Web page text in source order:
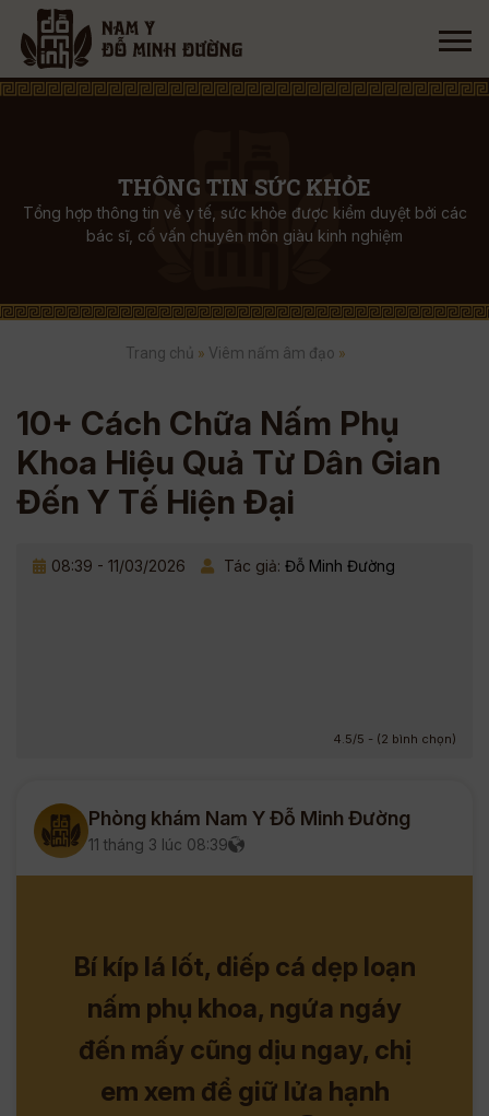
THÔNG TIN SỨC KHỎE
Tổng hợp thông tin về y tế, sức khỏe được kiểm duyệt bởi các
bác sĩ, cố vấn chuyên môn giàu kinh nghiệm
Trang chủ » Viêm nấm âm đạo »
10+ Cách Chữa Nấm Phụ
Khoa Hiệu Quả Từ Dân Gian
Đến Y Tế Hiện Đại
08:39 - 11/03/2026 Tác giả: Đỗ Minh Đường
4.5/5 - (2 bình chọn)
Phòng khám Nam Y Đỗ Minh Đường
11 tháng 3 lúc 08:39
Bí kíp lá lốt, diếp cá dẹp loạn
nấm phụ khoa, ngứa ngáy
đến mấy cũng dịu ngay, chị
em xem để giữ lửa hạnh